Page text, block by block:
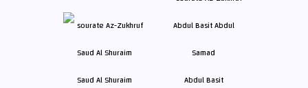
Saud Al Shuraim Abdul Basit